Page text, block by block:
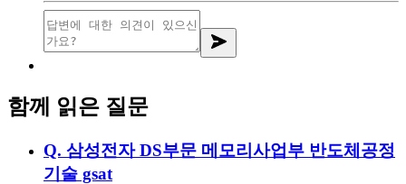
함께 읽은 질문
Q. 삼성전자 DS부문 메모리사업부 반도체공정
기술 gsat